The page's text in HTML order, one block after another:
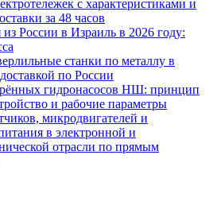
с характеристиками и
за 48 часов
из России в Израиль в 2026 году:
станки по металлу в
по России
гидронасосов НШ: принцип
и рабочие параметры
микродвигателей и
в электронной и
отрасли по прямым